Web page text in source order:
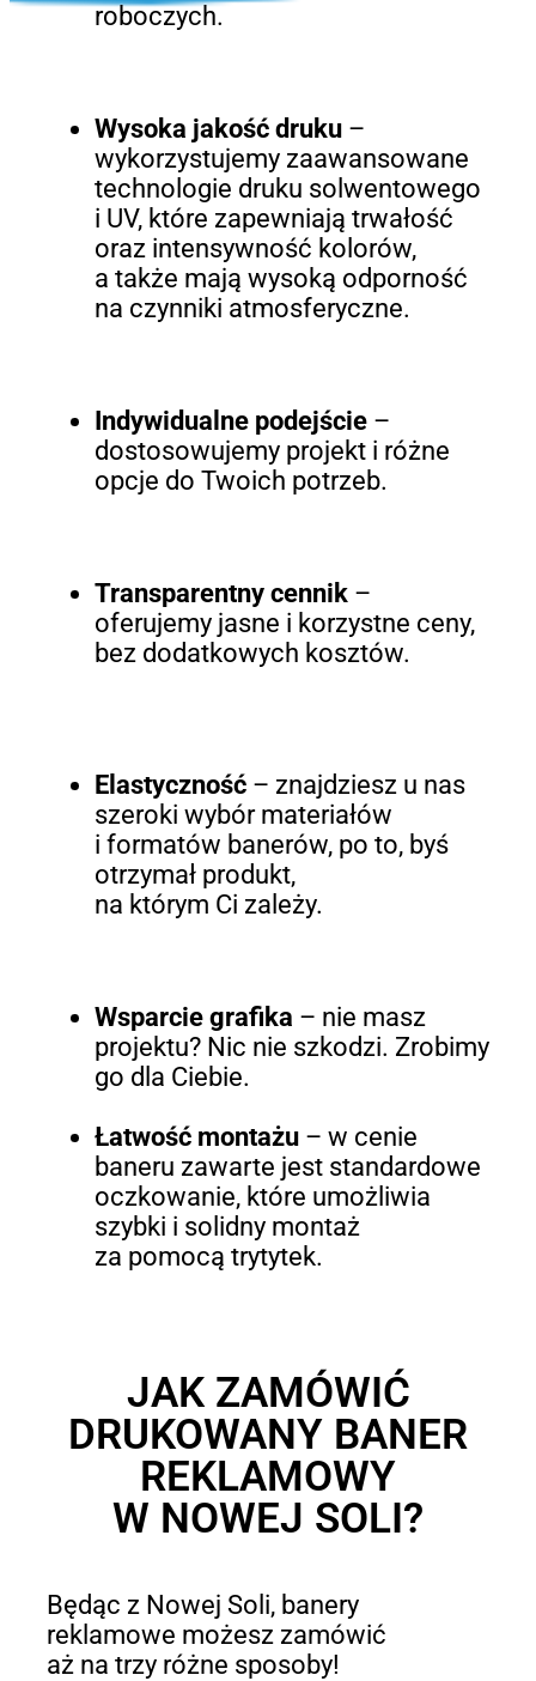
roboczych.
Wysoka jakość druku–
wykorzystujemy zaawansowane
technologie druku solwentowego
i UV, które zapewniają trwałość
oraz intensywność kolorów,
a także mają wysoką odporność
na czynniki atmosferyczne.
Indywidualne podejście–
dostosowujemy projekt i różne
opcje do Twoich potrzeb.
Transparentny cennik–
oferujemy jasne i korzystne ceny,
bez dodatkowych kosztów.
Elastyczność– znajdziesz u nas
szeroki wybór materiałów
i formatów banerów, po to, byś
otrzymał produkt,
na którym Ci zależy.
Wsparcie grafika – nie masz
projektu? Nic nie szkodzi. Zrobimy
go dla Ciebie.
Łatwość montażu – w cenie
baneru zawarte jest standardowe
oczkowanie, które umożliwia
szybki i solidny montaż
za pomocą trytytek.
JAK ZAMÓWIĆ
DRUKOWANY BANER
REKLAMOWY
W NOWEJ SOLI?
Będąc z Nowej Soli, banery
reklamowe możesz zamówić
aż na trzy różne sposoby!